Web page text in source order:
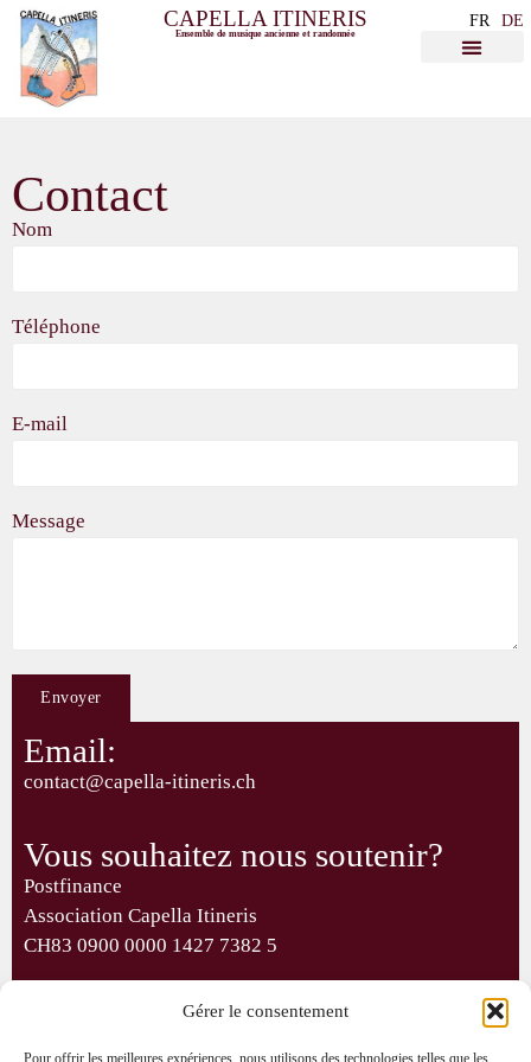
Gérer le consentement
Pour offrir les meilleures expériences, nous utilisons des technologies telles que les
CAPELLA ITINERIS
Ensemble de musique ancienne et randonnée
FR DE
Contact
Nom
Téléphone
E-mail
Message
Envoyer
Alternative:
Email:
contact@capella-itineris.ch
Vous souhaitez nous soutenir?
Postfinance
Association Capella Itineris
CH83 0900 0000 1427 7382 5
Suivez-nous sur Facebook :